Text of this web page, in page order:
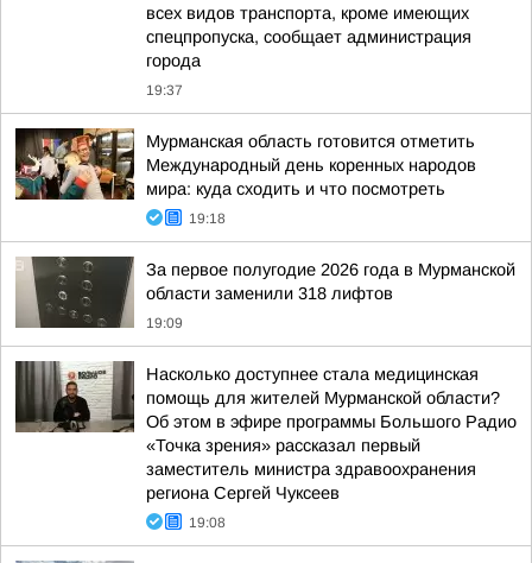
всех видов транспорта, кроме имеющих
спецпропуска, сообщает администрация
города
19:37
Мурманская область готовится отметить
Международный день коренных народов
мира: куда сходить и что посмотреть
19:18
За первое полугодие 2026 года в Мурманской
области заменили 318 лифтов
19:09
Насколько доступнее стала медицинская
помощь для жителей Мурманской области?
Об этом в эфире программы Большого Радио
«Точка зрения» рассказал первый
заместитель министра здравоохранения
региона Сергей Чуксеев
19:08